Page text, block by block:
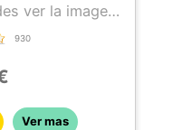
ver la imagen
la puerta
fuera, justo
930
Ver mas